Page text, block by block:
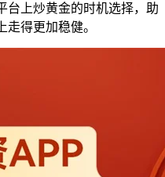
台上炒黄金的时机选择，助
得更加稳健。